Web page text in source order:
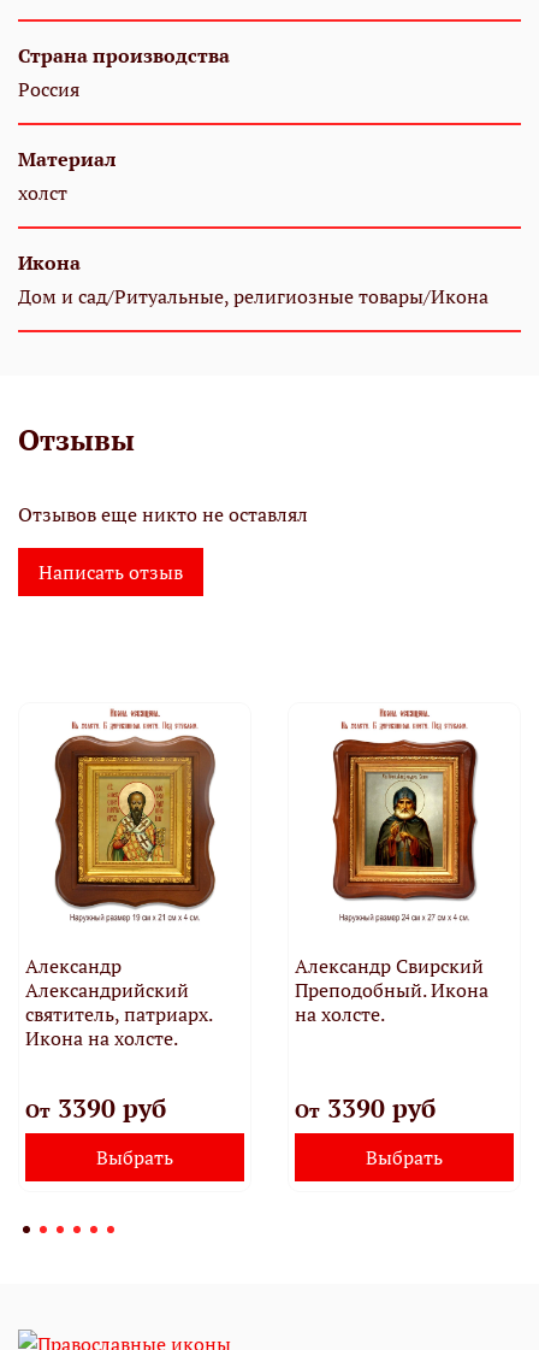
Страна производства
Россия
Материал
холст
Икона
Дом и сад/Ритуальные, религиозные товары/Икона
Отзывы
Отзывов еще никто не оставлял
Написать отзыв
Александр
Александрийский
святитель, патриарх.
Икона на холсте.
От3390 руб
Выбрать
Александр Свирский
Преподобный. Икона
на холсте.
От3390 руб
Выбрать